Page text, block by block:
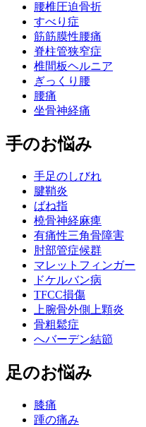
腰椎圧迫骨折
すべり症
筋筋膜性腰痛
脊柱管狭窄症
椎間板ヘルニア
ぎっくり腰
腰痛
坐骨神経痛
手のお悩み
手足のしびれ
腱鞘炎
ばね指
橈骨神経麻痺
有痛性三角骨障害
肘部管症候群
マレットフィンガー
ドケルバン病
TFCC損傷
上腕骨外側上顆炎
骨粗鬆症
へバーデン結節
足のお悩み
膝痛
踵の痛み